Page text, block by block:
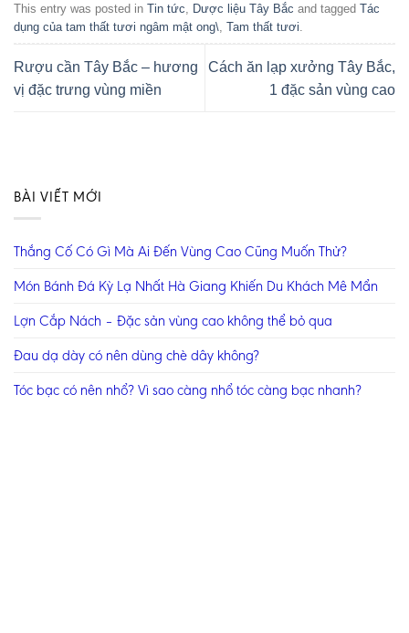
This entry was posted in Tin tức Dược liệu Tây Bắc and tagged Tác
dụng của tam thất tươi ngâm mật ong\ Tam thất tươi
Rượu cần Tây Bắc – hương
vị đặc trưng vùng miền
Cách ăn lạp xưởng Tây Bắc,
1 đặc sản vùng cao
BÀI VIẾT MỚI
Thắng Cố Có Gì Mà Ai Đến Vùng Cao Cũng Muốn Thử?
Món Bánh Đá Kỳ Lạ Nhất Hà Giang Khiến Du Khách Mê Mẩn
Lợn Cắp Nách – Đặc sản vùng cao không thể bỏ qua
Đau dạ dày có nên dùng chè dây không?
Tóc bạc có nên nhổ? Vì sao càng nhổ tóc càng bạc nhanh?